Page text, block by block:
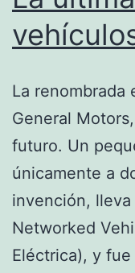
La renombrada
General
futuro. Un
únicamente a
invención,
Networked
Eléctrica), y